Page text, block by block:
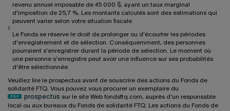
revenu annuel imposable de 45 000 $, ayant un taux marginal
d'imposition de 25,7 %. Les montants calculés sont des estimations qui
peuvent varier selon votre situation fiscale.
3
Le Fonds se réserve le droit de prolonger ou d'écourter les périodes
d'enregistrement et de sélection. Conséquemment, des personnes
pourraient s'enregistrer durant la période de sélection. Le moment où
une personne s'enregistre peut avoir une influence sur ses probabilités
d'être sélectionnée.
Veuillez lire le prospectus avant de souscrire des actions du Fonds de
solidarité FTQ. Vous pouvez vous procurer un exemplaire du
prospectus sur le site Web fondsftq.com, auprès d'un responsable
local ou aux bureaux du Fonds de solidarité FTQ. Les actions du Fonds de